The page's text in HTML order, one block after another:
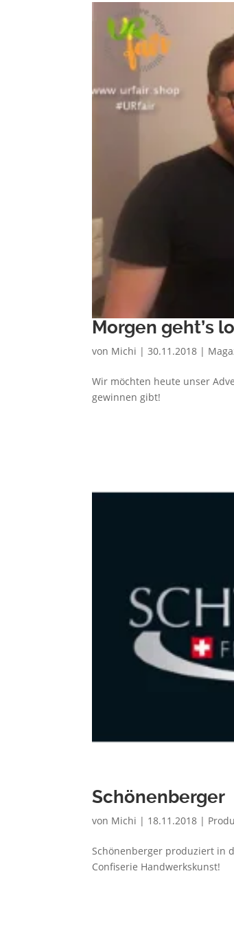
Morgen geht’s
von Michi |30.11.2018 |
Wir möchten heute unser
gewinnen gibt!
Schönenberger
von Michi | 18.11.2018 |
Schönenberger produziert in
Confiserie Handwerkskunst!